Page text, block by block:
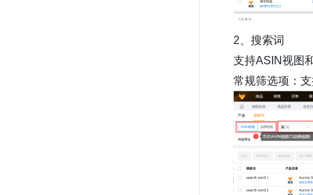
2、搜索词
支持ASIN视图
常规筛选项：